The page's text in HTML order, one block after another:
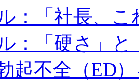
：「社長、こ
：「硬さ」と
起不全（ED